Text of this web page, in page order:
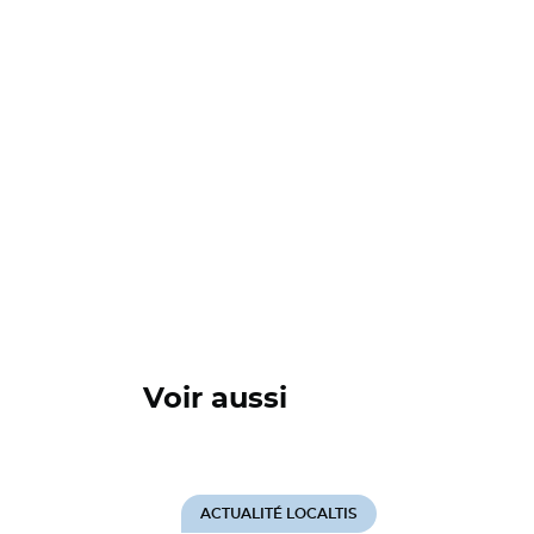
Voir aussi
ACTUALITÉ LOCALTIS